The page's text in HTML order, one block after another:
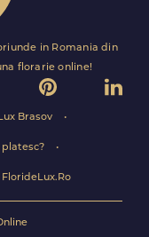
in Romania din
florarie online!
Brasov